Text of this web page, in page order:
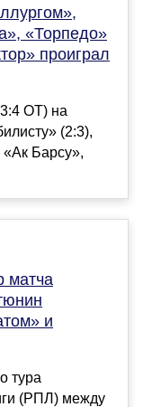
«Торпедо»
проиграл
ОТ) на
(2:3),
«Ак Барсу»,
матча
и
тура
(РПЛ) между